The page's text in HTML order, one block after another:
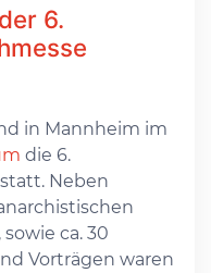
6.
in Mannheim im
die 6.
Neben
ca. 30
Vorträgen waren